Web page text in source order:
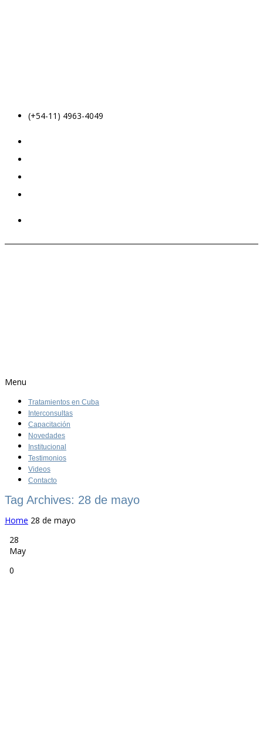
(+54-11) 4963-4049
Menu
Tratamientos en Cuba
Interconsultas
Capacitación
Novedades
Institucional
Testimonios
Videos
Contacto
Tag Archives: 28 de mayo
Home 28 de mayo
28
May
0